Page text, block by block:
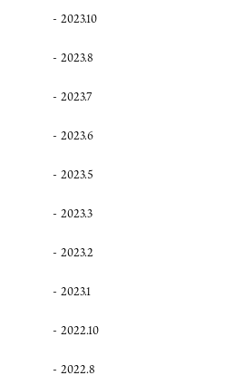
2023.10
2023.8
2023.7
2023.6
2023.5
2023.3
2023.2
2023.1
2022.10
2022.8